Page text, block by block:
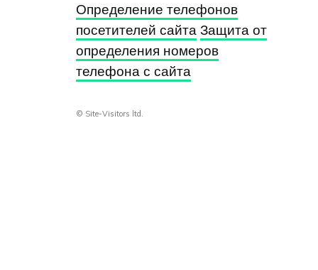
Определение телефонов
посетителей сайта Защита от
определения номеров
телефона с сайта
© Site-Visitors ltd.